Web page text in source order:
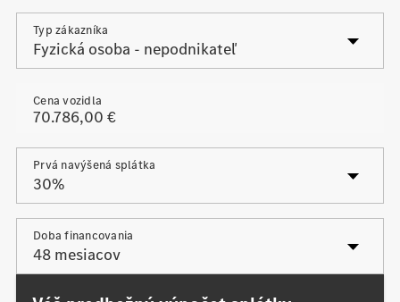
Typ zákazníka
Cena vozidla
Prvá navýšená splátka
Posledná navýšená splátka
Doba financovania